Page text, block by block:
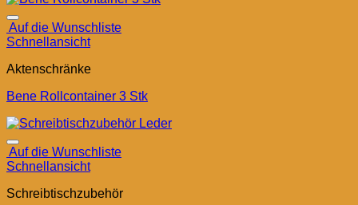
Auf die Wunschliste
Schnellansicht
Aktenschränke
Bene Rollcontainer 3 Stk
Auf die Wunschliste
Schnellansicht
Schreibtischzubehör